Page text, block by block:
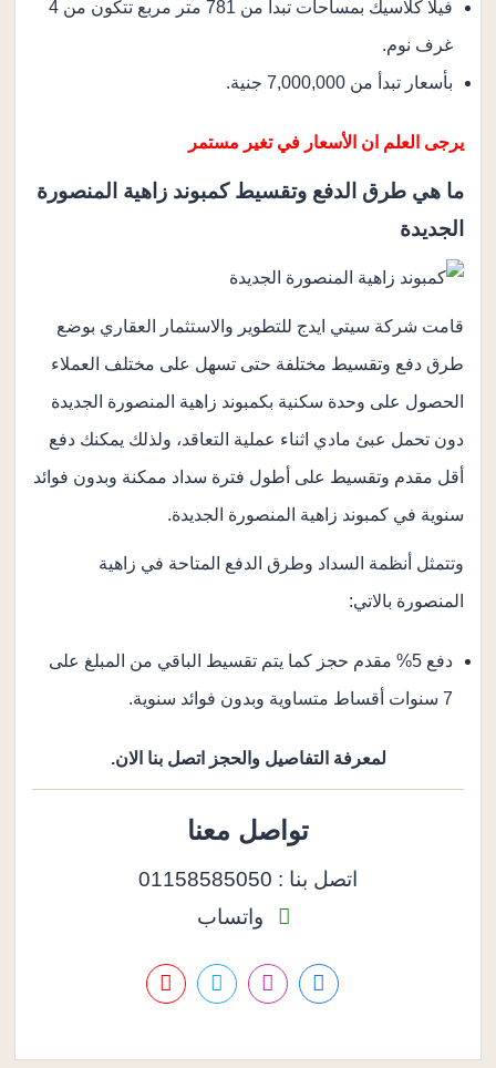
فيلا كلاسيك بمساحات تبدا من 781 متر مربع تتكون من 4
غرف نوم.
بأسعار تبدأ من 7,000,000 جنية.
يرجى العلم ان الأسعار في تغير مستمر
ما هي طرق الدفع وتقسيط كمبوند زاهية المنصورة
الجديدة
قامت شركة سيتي ايدج للتطوير والاستثمار العقاري بوضع
طرق دفع وتقسيط مختلفة حتى تسهل على مختلف العملاء
الحصول على وحدة سكنية بكمبوند زاهية المنصورة الجديدة
دون تحمل عبئ مادي اثناء عملية التعاقد، ولذلك يمكنك دفع
أقل مقدم وتقسيط على أطول فترة سداد ممكنة وبدون فوائد
سنوية في كمبوند زاهية المنصورة الجديدة.
وتتمثل أنظمة السداد وطرق الدفع المتاحة في زاهية
المنصورة بالاتي:
دفع 5% مقدم حجز كما يتم تقسيط الباقي من المبلغ على
7 سنوات أقساط متساوية وبدون فوائد سنوية.
لمعرفة التفاصيل والحجز اتصل بنا الان.
تواصل معنا
اتصل بنا : 01158585050
واتساب